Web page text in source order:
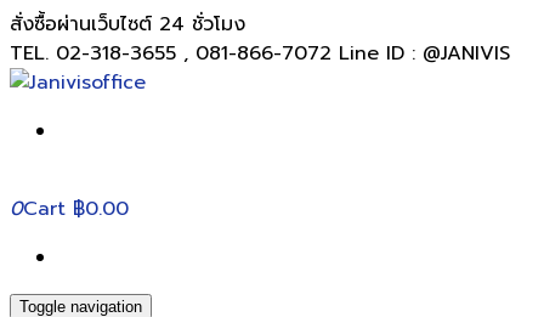
สั่งซื้อผ่านเว็บไซต์ 24 ชั่วโมง
TEL. 02-318-3655 , 081-866-7072 Line ID : @JANIVIS
0Cart ฿0.00
Toggle navigation